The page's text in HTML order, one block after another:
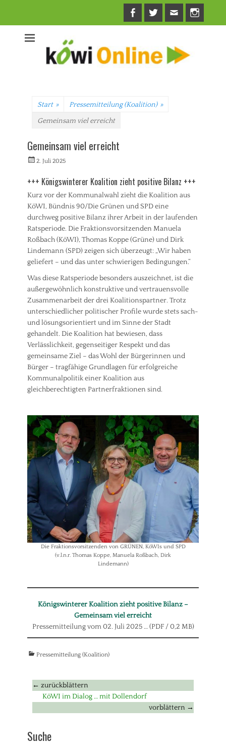
Facebook
Twitter
Mail
Start » Pressemitteilung (Koalition) »
Gemeinsam viel erreicht
Gemeinsam viel erreicht
Veröffentlicht
2. Juli 2025
+++ Königswinterer Koalition zieht positive Bilanz +++
Kurz vor der Kommunalwahl zieht die Koalition aus
KöWI, Bündnis 90/Die Grünen und SPD eine
durchweg positive Bilanz ihrer Arbeit in der laufenden
Ratsperiode. Die Fraktionsvorsitzenden Manuela
Roßbach (KöWI), Thomas Koppe (Grüne) und Dirk
Lindemann (SPD) zeigen sich überzeugt: „Wir haben
geliefert – und das unter schwierigen Bedingungen.“
Was diese Ratsperiode besonders auszeichnet, ist die
außergewöhnlich konstruktive und vertrauensvolle
Zusammenarbeit der drei Koalitionspartner. Trotz
unterschiedlicher politischer Profile wurde stets sach-
und lösungsorientiert und im Sinne der Stadt
gehandelt. Die Koalition hat bewiesen, dass
Verlässlichkeit, gegenseitiger Respekt und das
gemeinsame Ziel – das Wohl der Bürgerinnen und
Bürger – tragfähige Grundlagen für erfolgreiche
Kommunalpolitik einer Koalition aus
gleichberechtigten Partnerfraktionen sind.
Die Fraktionsvorsitzenden von GRÜNEN, KöWIs und SPD
(v.l.n.r. Thomas Koppe, Manuela Roßbach, Dirk
Lindemann)
Königswinterer Koalition zieht positive Bilanz –
Gemeinsam viel erreicht
Pressemitteilung vom 02. Juli 2025 … (PDF / 0,2 MB)
Kategorien
Pressemitteilung (Koalition)
Beitragsnavigation
← zurückblättern
Vorheriger
KöWI im Dialog … mit Dollendorf
vorblättern →
Suche